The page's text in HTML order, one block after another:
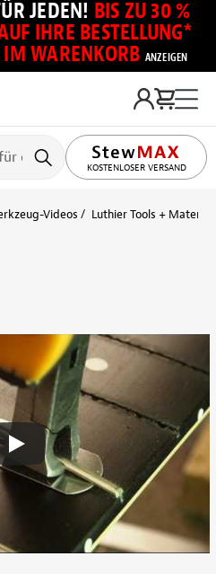
JEDEN! BIS ZU 30 %
IHRE BESTELLUNG*
IM WARENKORB ANZEIGEN
KOSTENLOSER VERSAND
Videos Luthier Tools +